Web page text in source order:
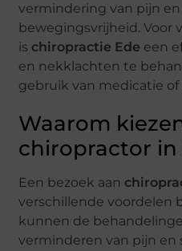
vermindering van pijn
bewegingsvrijheid. Voor
is chiropractie Ede een
en nekklachten te
gebruik van medicatie of
Waarom
chiropractor in
Een bezoek aan
verschillende voordelen
kunnen de
verminderen van pijn en